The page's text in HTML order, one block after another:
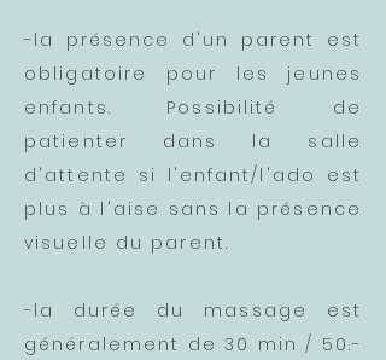
-la présence d'un parent est
obligatoire pour les jeunes
enfants. Possibilité de
patienter dans la salle
d'attente si l'enfant/l'ado est
plus à l'aise sans la présence
visuelle du parent.
-la durée du massage est
généralement de 30 min / 50.-